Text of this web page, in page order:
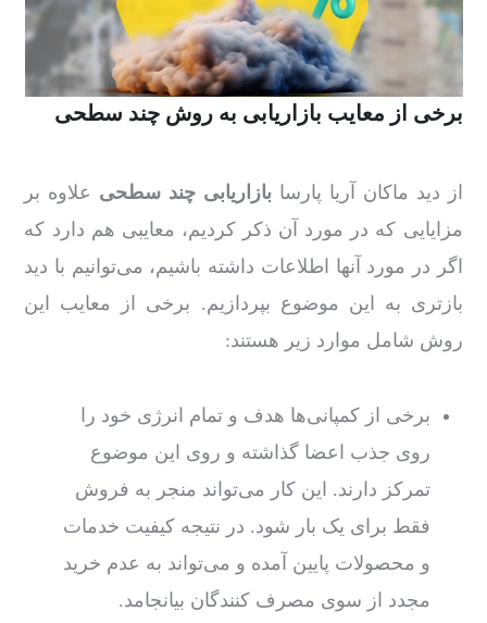
برخی از معایب بازاریابی به روش چند سطحی
از دید ماکان آریا پارسا بازاریابی چند سطحی علاوه بر
مزایایی که در مورد آن ذکر کردیم، معایبی هم دارد که
اگر در مورد آنها اطلاعات داشته باشیم، می‌توانیم با دید
بازتری به این موضوع بپردازیم. برخی از معایب این
روش شامل موارد زیر هستند:
برخی از کمپانی‌ها هدف و تمام انرژی خود را
روی جذب اعضا گذاشته و روی این موضوع
تمرکز دارند. این کار می‌تواند منجر به فروش
فقط برای یک بار شود. در نتیجه کیفیت خدمات
و محصولات پایین آمده و می‌تواند به عدم خرید
مجدد از سوی مصرف کنندگان بیانجامد.